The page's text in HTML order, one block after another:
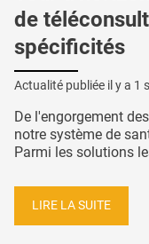
de
spécificités
Actualité publiée il y a 1
De l'engorgement
notre système de
Parmi les solutions
LIRE LA SUITE